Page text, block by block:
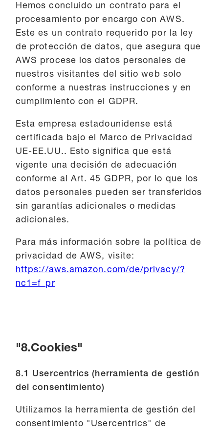
Hemos concluido un contrato para el
procesamiento por encargo con AWS.
Este es un contrato requerido por la ley
de protección de datos, que asegura que
AWS procese los datos personales de
nuestros visitantes del sitio web solo
conforme a nuestras instrucciones y en
cumplimiento con el GDPR.
Esta empresa estadounidense está
certificada bajo el Marco de Privacidad
UE-EE.UU.. Esto significa que está
vigente una decisión de adecuación
conforme al Art. 45 GDPR, por lo que los
datos personales pueden ser transferidos
sin garantías adicionales o medidas
adicionales.
Para más información sobre la política de
privacidad de AWS, visite:
https://aws.amazon.com/de/privacy/?
nc1=f_pr
"8.Cookies"
8.1 Usercentrics (herramienta de gestión
del consentimiento)
Utilizamos la herramienta de gestión del
consentimiento "Usercentrics" de